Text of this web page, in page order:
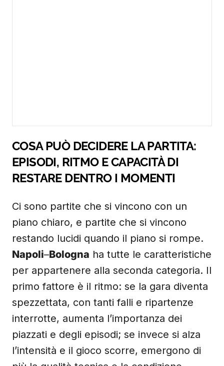
COSA PUÒ DECIDERE LA PARTITA:
EPISODI, RITMO E CAPACITÀ DI
RESTARE DENTRO I MOMENTI
Ci sono partite che si vincono con un
piano chiaro, e partite che si vincono
restando lucidi quando il piano si rompe.
Napoli–Bologna ha tutte le caratteristiche
per appartenere alla seconda categoria. Il
primo fattore è il ritmo: se la gara diventa
spezzettata, con tanti falli e ripartenze
interrotte, aumenta l’importanza dei
piazzati e degli episodi; se invece si alza
l’intensità e il gioco scorre, emergono di